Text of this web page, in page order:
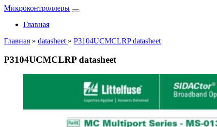
Микроконтроллеры
Главная
Главная » datasheet » P3104UCMCLRP datasheet
P3104UCMCLRP datasheet